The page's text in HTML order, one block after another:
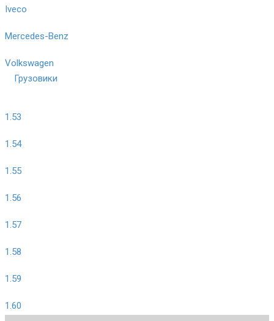
Iveco
Mercedes-Benz
Volkswagen
Грузовики
1.53
1.54
1.55
1.56
1.57
1.58
1.59
1.60